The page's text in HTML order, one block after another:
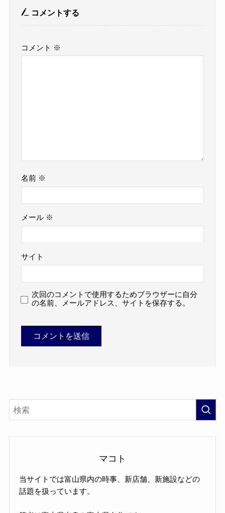
コメントする
コメント ※
名前 ※
メール ※
サイト
次回のコメントで使用するためブラウザーに自分
の名前、メールアドレス、サイトを保存する。
マコト
当サイトでは富山県内の時事、新店舗、新施設などの
話題を扱っています。